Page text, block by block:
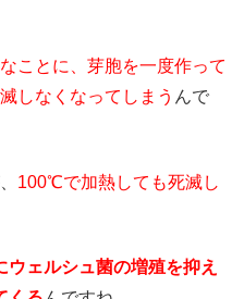
ことに、芽胞を一度作って
しなくなってしまう んで
100℃で加熱しても死滅し
ウェルシュ菌の増殖を抑え